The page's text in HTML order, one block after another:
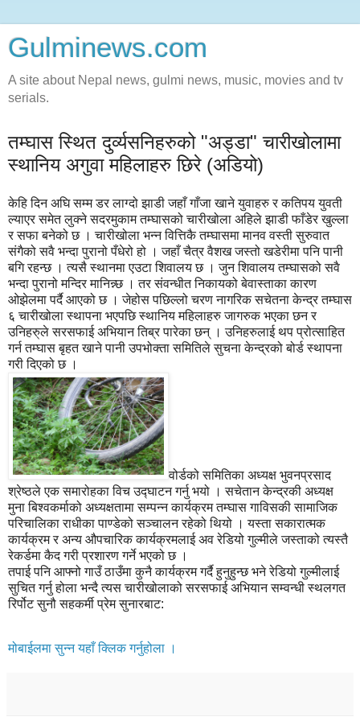
Gulminews.com
A site about Nepal news, gulmi news, music, movies and tv
serials.
तम्घास स्थित दुर्व्यसनिहरुको "अड्डा" चारीखोलामा
स्थानिय अगुवा महिलाहरु छिरे (अडियो)
केहि दिन अघि सम्म डर लाग्दो झाडी जहाँ गाँजा खाने युवाहरु र कतिपय युवती
ल्याएर समेत लुक्ने सदरमुकाम तम्घासको चारीखोला अहिले झाडी फाँडेर खुल्ला
र सफा बनेको छ । चारीखोला भन्न वित्तिकै तम्घासमा मानव वस्ती सुरुवात
संगैको सवै भन्दा पुरानो पँधेरो हो । जहाँ चैत्र वैशख जस्तो खडेरीमा पनि पानी
बगि रहन्छ । त्यसै स्थानमा एउटा शिवालय छ । जुन शिवालय तम्घासको सवै
भन्दा पुरानो मन्दिर मानिन्न्छ । तर संवन्धीत निकायको बेवास्ताका कारण
ओझेलमा पर्दै आएको छ । जेहोस पछिल्लो चरण नागरिक सचेतना केन्द्र तम्घास
६ चारीखोला स्थापना भएपछि स्थानिय महिलाहरु जागरुक भएका छन र
उनिहरु्ले सरसफाई अभियान तिब्र पारेका छन् । उनिहरुलाई थप प्रोत्साहित
गर्न तम्घास बृहत खाने पानी उपभोक्ता समितिले सुचना केन्द्रको बोर्ड स्थापना
गरी दिएको छ ।
वोर्डको समितिका अध्यक्ष भुवनप्रसाद
श्रेष्ठले एक समारोहका विच उद्घाटन गर्नु भयो । सचेतान केन्द्रकी अध्यक्ष
मुना बिश्वकर्माको अध्यक्षतामा सम्पन्न कार्यक्रम तम्घास गाविसकी सामाजिक
परिचालिका राधीका पाण्डेको सञ्चालन रहेको थियो । यस्ता सकारात्मक
कार्यक्रम र अन्य औपचारिक कार्यक्रमलाई अव रेडियो गुल्मीले जस्ताको त्यस्तै
रेकर्डमा कैद गरी प्रशारण गर्ने भएको छ ।
तपाई पनि आफ्नो गाउँ ठाउँमा कुनै कार्यक्रम गर्दै हुनुहुन्छ भने रेडियो गुल्मीलाई
सुचित गर्नु होला भन्दै त्यस चारीखोलाको सरसफाई अभियान सम्वन्धी स्थलगत
रिर्पोट सुनौ सहकर्मी प्रेम सुनारबाट:
मोबाईलमा सुन्न यहाँ क्लिक गर्नुहोला ।